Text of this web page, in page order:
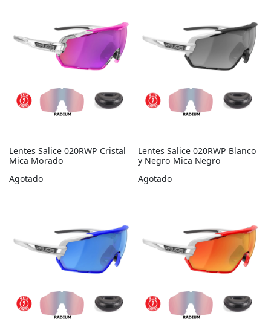
Lentes Salice 020RWP Cristal
Mica Morado
Agotado
Lentes Salice 020RWP Blanco
y Negro Mica Negro
Agotado